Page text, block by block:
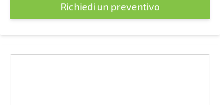
Richiedi un preventivo